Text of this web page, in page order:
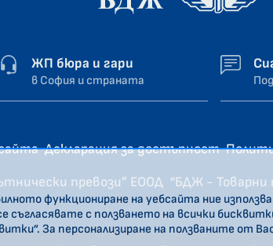
ЖП бюра и гари
в София и страната
Декларация за достъпност
превози” ЕООД “БДЖ - Товарни
функциониране на уебсайта ние
съгласявате с ползването на всички
За персонализиране на ползваните от